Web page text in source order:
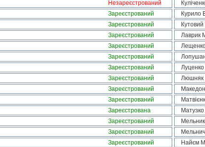
Незареєстрований
Зареєстрований Курило
Зареєстрований
Зареєстрований Лаврик
Зареєстрований
Зареєстрований
Зареєстрований Луценко
Зареєстрований Люшняк
Зареєстрований
Зареєстрований
Зареєстрована
Зареєстрований
Зареєстрований
Зареєстрований Найєм